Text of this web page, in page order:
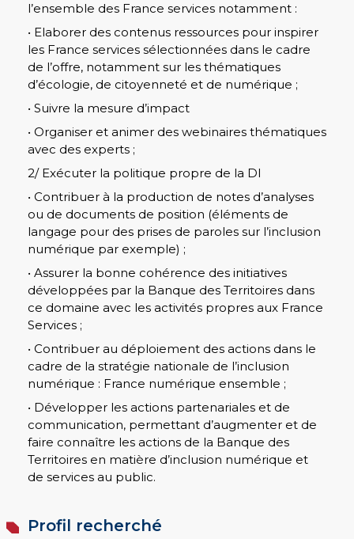
l’ensemble des France services notamment :
• Elaborer des contenus ressources pour inspirer
les France services sélectionnées dans le cadre
de l’offre, notamment sur les thématiques
d’écologie, de citoyenneté et de numérique ;
• Suivre la mesure d’impact
• Organiser et animer des webinaires thématiques
avec des experts ;
2/ Exécuter la politique propre de la DI
• Contribuer à la production de notes d’analyses
ou de documents de position (éléments de
langage pour des prises de paroles sur l’inclusion
numérique par exemple) ;
• Assurer la bonne cohérence des initiatives
développées par la Banque des Territoires dans
ce domaine avec les activités propres aux France
Services ;
• Contribuer au déploiement des actions dans le
cadre de la stratégie nationale de l’inclusion
numérique : France numérique ensemble ;
• Développer les actions partenariales et de
communication, permettant d’augmenter et de
faire connaître les actions de la Banque des
Territoires en matière d’inclusion numérique et
de services au public.
Profil recherché